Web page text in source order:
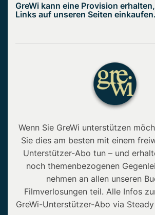
GreWi kann eine Provision
Links auf unseren Seiten einkaufen.
Wenn Sie GreWi unterstützen
Sie dies am besten mit einem
Unterstützer-Abo tun – und
noch themenbezogenen
nehmen an allen unseren
Filmverlosungen teil. Alle Infos
GreWi-Unterstützer-Abo via